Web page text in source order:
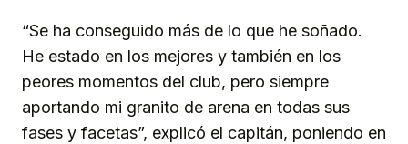
“Se ha conseguido más de lo que he soñado.
He estado en los mejores y también en los
peores momentos del club, pero siempre
aportando mi granito de arena en todas sus
fases y facetas”, explicó el capitán, poniendo en